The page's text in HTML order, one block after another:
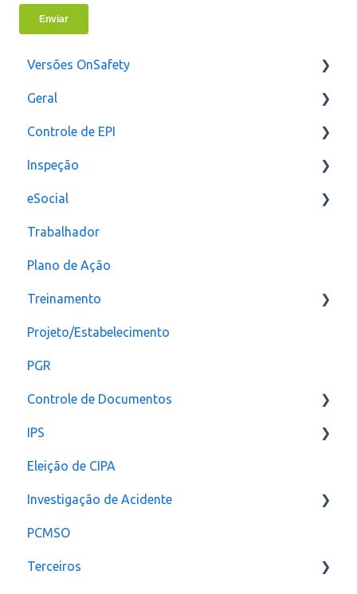
Versões OnSafety
Última Versão
Versões anteriores
Geral
Usuários
Controle de EPI
Configurações
assinatura
Inspeção
Relatórios e Indicadores
Inspeção Visual
Plano de ação
Checklist
eSocial
Erros
Criação
CAT
Trabalhador
Plano de Ação
Treinamento
Configuração
Projeto/Estabelecimento
PGR
Controle de Documentos
Notificação
IPS
Configurações
Eleição de CIPA
Investigação de Acidente
Configuração
PCMSO
Terceiros